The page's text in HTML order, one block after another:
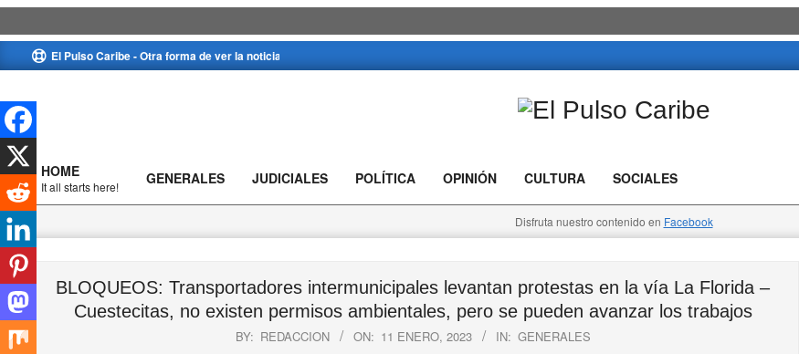
to
El Pulso Caribe - Otra forma de ver la noticia
Caribe
Primary
Navigation
Menu
HOME
It all starts here! GENERALES JUDICIALES POLÍTICA OPINIÓN CULTURA SOCIALES
Disfruta nuestro contenido en Facebook
BLOQUEOS: Transportadores intermunicipales levantan protestas en la vía La Florida –
Cuestecitas, no existen permisos ambientales, pero se pueden avanzar los trabajos
BY: REDACCION ON: 11 ENERO, 2023 IN: GENERALES